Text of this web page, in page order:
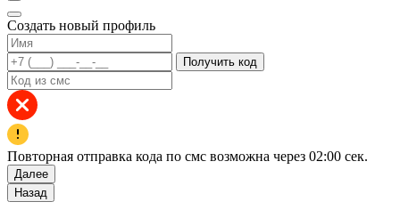
Создать новый профиль
Получить код
Повторная отправка кода по смс возможна через 02:00 сек.
Далее
Назад